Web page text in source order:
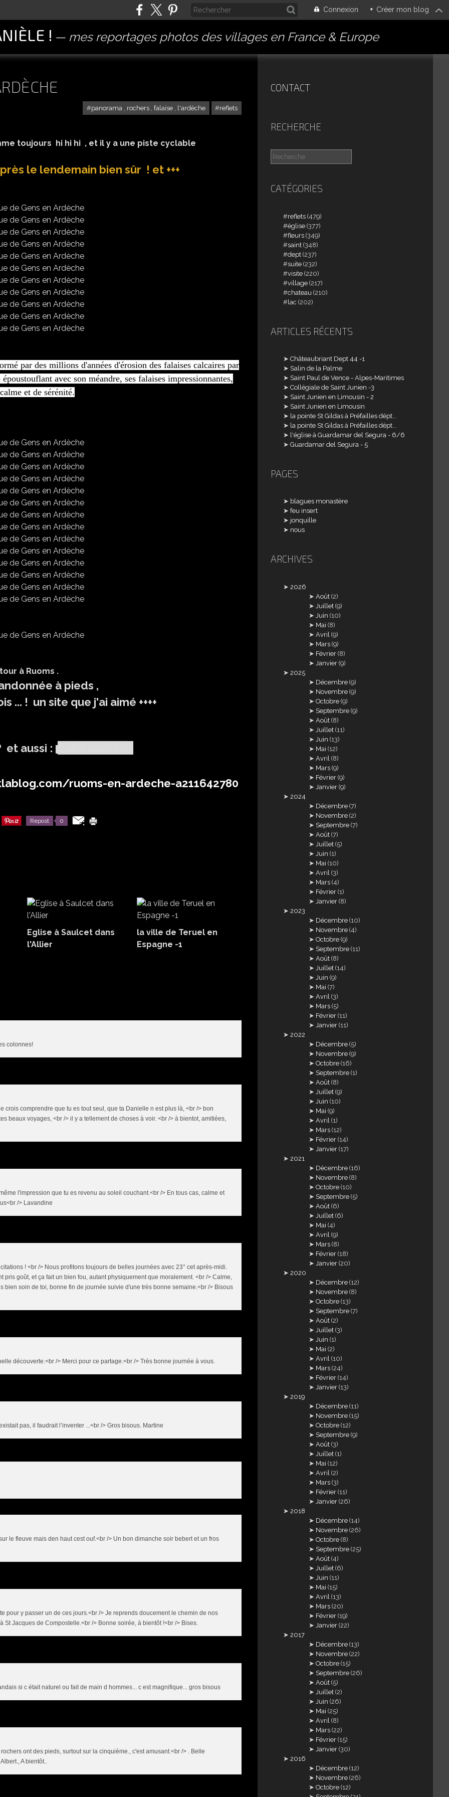
Connexion + Créer mon blog
! mes reportages photos des villages en France & Europe
panorama , rochers , falaise , l'ardèche reflets
toujours hi hi hi , et il y a une piste cyclable
le lendemain bien sûr ! et +++
par des millions d'années d'érosion des falaises calcaires par
avec son méandre, ses falaises impressionnantes,
et de sérénité.
à Ruoms .
à pieds ,
... ! un site que j'ai aimé ++++
et aussi :
ruoms-en-ardeche-a211642780
Repost 0
Eglise à Saulcet dans
l'Allier
la ville de Teruel en
Espagne -1
colonnes!
crois comprendre que tu es tout seul, que ta Danielle n est plus là, <br /> bon
beaux voyages, <br /> il y a tellement de choses à voir. <br /> à bientot, amitiées,
l'impression que tu es revenu au soleil couchant.<br /> En tous cas, calme et
/> Lavandine
! <br /> Nous profitons toujours de belles journées avec 23° cet après-midi.
goût, et ça fait un bien fou, autant physiquement que moralement. <br /> Calme,
bien soin de toi, bonne fin de journée suivie d'une très bonne semaine.<br /> Bisous
découverte.<br /> Merci pour ce partage.<br /> Très bonne journée à vous.
pas, il faudrait l’inventer ...<br /> Gros bisous. Martine
le fleuve mais den haut cest ouf.<br /> Un bon dimanche soir bebert et un fros
pour y passer un de ces jours.<br /> Je reprends doucement le chemin de nos
Jacques de Compostelle.<br /> Bonne soirée, à bientôt !<br /> Bises.
si c était naturel ou fait de main d hommes... c est magnifique... gros bisous
ont des pieds, surtout sur la cinquième., c'est amusant.<br /> . Belle
A bientôt..
CONTACT
RECHERCHE
CATÉGORIES
reflets (479)
église (377)
fleurs (349)
saint (348)
dept (237)
suite (232)
visite (220)
village (217)
chateau (210)
lac (202)
ARTICLES RÉCENTS
Châteaubriant Dept 44 -1
Salin de la Palme
Saint Paul de Vence - Alpes-Maritimes
Collégiale de Saint Junien -3
Saint Junien en Limousin - 2
Saint Junien en Limousin
la pointe St Gildas à Préfailles dépt...
la pointe St Gildas à Préfailles dépt...
l'église à Guardamar del Segura - 6/6
Guardamar del Segura - 5
PAGES
blagues monastère
feu insert
jonquille
nous
ARCHIVES
2026
Août (2)
Juillet (9)
Juin (10)
Mai (8)
Avril (9)
Mars (9)
Février (8)
Janvier (9)
2025
Décembre (9)
Novembre (9)
Octobre (9)
Septembre (9)
Août (8)
Juillet (11)
Juin (13)
Mai (12)
Avril (8)
Mars (9)
Février (9)
Janvier (9)
2024
Décembre (7)
Novembre (2)
Septembre (7)
Août (7)
Juillet (5)
Juin (1)
Mai (10)
Avril (3)
Mars (4)
Février (1)
Janvier (8)
2023
Décembre (10)
Novembre (4)
Octobre (9)
Septembre (11)
Août (8)
Juillet (14)
Juin (9)
Mai (7)
Avril (3)
Mars (5)
Février (11)
Janvier (11)
2022
Décembre (5)
Novembre (9)
Octobre (16)
Septembre (1)
Août (8)
Juillet (9)
Juin (10)
Mai (9)
Avril (1)
Mars (12)
Février (14)
Janvier (17)
2021
Décembre (16)
Novembre (8)
Octobre (10)
Septembre (5)
Août (6)
Juillet (6)
Mai (4)
Avril (9)
Mars (8)
Février (18)
Janvier (20)
2020
Décembre (12)
Novembre (8)
Octobre (13)
Septembre (7)
Août (2)
Juillet (3)
Juin (1)
Mai (2)
Avril (10)
Mars (24)
Février (14)
Janvier (13)
2019
Décembre (11)
Novembre (15)
Octobre (12)
Septembre (9)
Août (3)
Juillet (1)
Mai (12)
Avril (2)
Mars (3)
Février (11)
Janvier (26)
2018
Décembre (14)
Novembre (26)
Octobre (8)
Septembre (25)
Août (4)
Juillet (6)
Juin (11)
Mai (15)
Avril (13)
Mars (20)
Février (19)
Janvier (22)
2017
Décembre (13)
Novembre (22)
Octobre (15)
Septembre (26)
Août (5)
Juillet (2)
Juin (26)
Mai (25)
Avril (8)
Mars (22)
Février (15)
Janvier (30)
2016
Décembre (12)
Novembre (26)
Octobre (12)